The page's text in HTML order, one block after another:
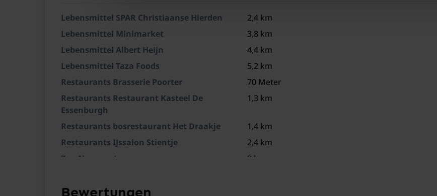
Lademöglichkeit für Elektroautos
Lebensmittel SPAR Christiaanse Hierden
2,4 km
Lebensmittel Minimarket
3,8 km
Lebensmittel Albert Heijn
4,4 km
Lebensmittel Taza Foods
5,2 km
Restaurants Brasserie Poorter
70 Meter
Restaurants Restaurant Kasteel De
Essenburgh
1,3 km
Restaurants bosrestaurant Het Draakje
1,4 km
Restaurants IJssalon Stientje
2,4 km
Zug Nunspeet
9 km
Zug Ermelo
Bewertungen